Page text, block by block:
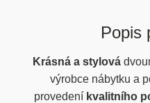
Popis
Krásná a stylová
výrobce nábytku a
provedení kvalitního